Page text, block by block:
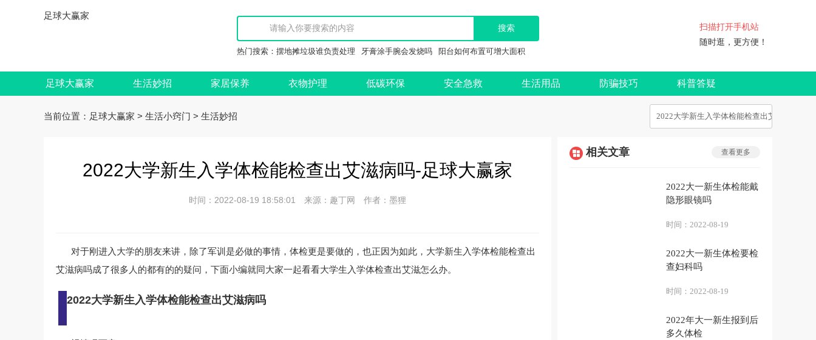
足球大赢家
热门搜索： 摆地摊垃圾谁负责处理 牙膏涂手腕会发烧吗 阳台如何布置可增大面积
扫描打开手机站
随时逛，更方便！
足球大赢家 生活妙招 家居保养 衣物护理 低碳环保 安全急救 生活用品 防骗技巧 科普答疑
当前位置： 足球大赢家 > 生活小窍门 > 生活妙招
2022大学新生入学体检能检查出艾滋病吗-足球大赢家
时间：2022-08-19 18:58:01 来源：趣丁网 作者：墨狸
对于刚进入大学的朋友来讲，除了军训是必做的事情，体检更是要做的，也正因为如此，大学新生入学体检能检查出
艾滋病吗成了很多人的都有的的疑问，下面小编就同大家一起看看大学生入学体检查出艾滋怎么办。
2022大学新生入学体检能检查出艾滋病吗
相关文章 查看更多
2022大一新生体检能戴
隐形眼镜吗
时间： 2022-08-19
2022大一新生体检要检
查妇科吗
时间： 2022-08-19
2022年大一新生报到后
多久体检